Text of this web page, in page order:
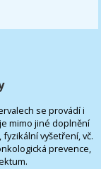
se provádí i
mimo jiné doplnění
vyšetření, vč.
prevence,